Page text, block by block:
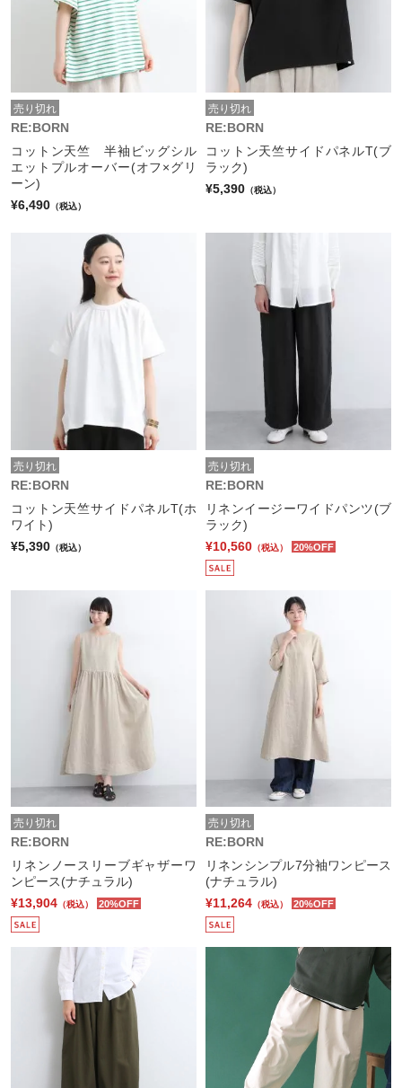
売り切れ
RE:BORN
コットン天竺 半袖ビッグシル
エットプルオーバー(オフ×グリ
ーン)
¥6,490 （税込）
売り切れ
RE:BORN
コットン天竺サイドパネルT(ブ
ラック)
¥5,390 （税込）
売り切れ
RE:BORN
コットン天竺サイドパネルT(ホ
ワイト)
¥5,390 （税込）
売り切れ
RE:BORN
リネンイージーワイドパンツ(ブ
ラック)
¥10,560 （税込） 20%OFF
売り切れ
RE:BORN
リネンノースリーブギャザーワ
ンピース(ナチュラル)
¥13,904 （税込） 20%OFF
売り切れ
RE:BORN
リネンシンプル7分袖ワンピース
(ナチュラル)
¥11,264 （税込） 20%OFF